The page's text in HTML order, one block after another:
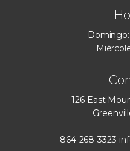
126 East
864-268-3323